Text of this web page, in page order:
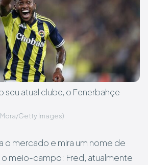
atual clube, o Fenerbahçe
Getty Images)
o mercado e mira um nome de
meio-campo: Fred, atualmente